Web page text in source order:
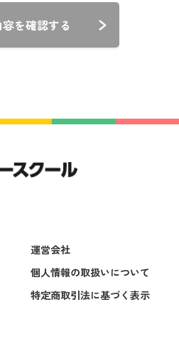
を確認する
運営会社
個人情報の取扱いについて
特定商取引法に基づく表示